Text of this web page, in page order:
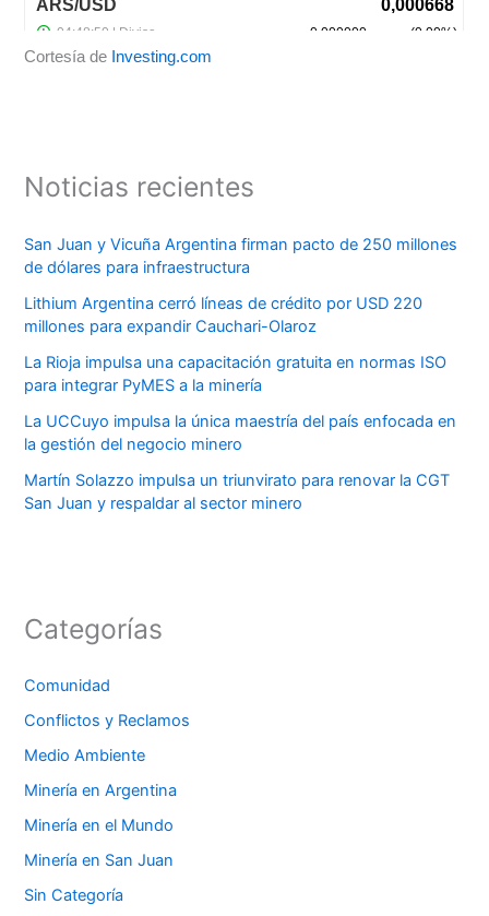
Cortesía de Investing.com
Noticias recientes
San Juan y Vicuña Argentina firman pacto de 250 millones
de dólares para infraestructura
Lithium Argentina cerró líneas de crédito por USD 220
millones para expandir Cauchari-Olaroz
La Rioja impulsa una capacitación gratuita en normas ISO
para integrar PyMES a la minería
La UCCuyo impulsa la única maestría del país enfocada en
la gestión del negocio minero
Martín Solazzo impulsa un triunvirato para renovar la CGT
San Juan y respaldar al sector minero
Categorías
Comunidad
Conflictos y Reclamos
Medio Ambiente
Minería en Argentina
Minería en el Mundo
Minería en San Juan
Sin Categoría